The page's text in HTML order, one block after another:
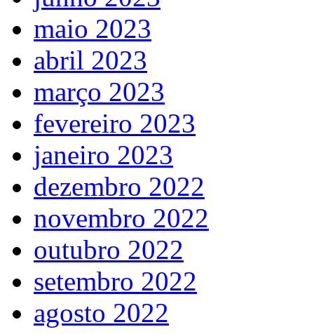
maio 2023
abril 2023
março 2023
fevereiro 2023
janeiro 2023
dezembro 2022
novembro 2022
outubro 2022
setembro 2022
agosto 2022